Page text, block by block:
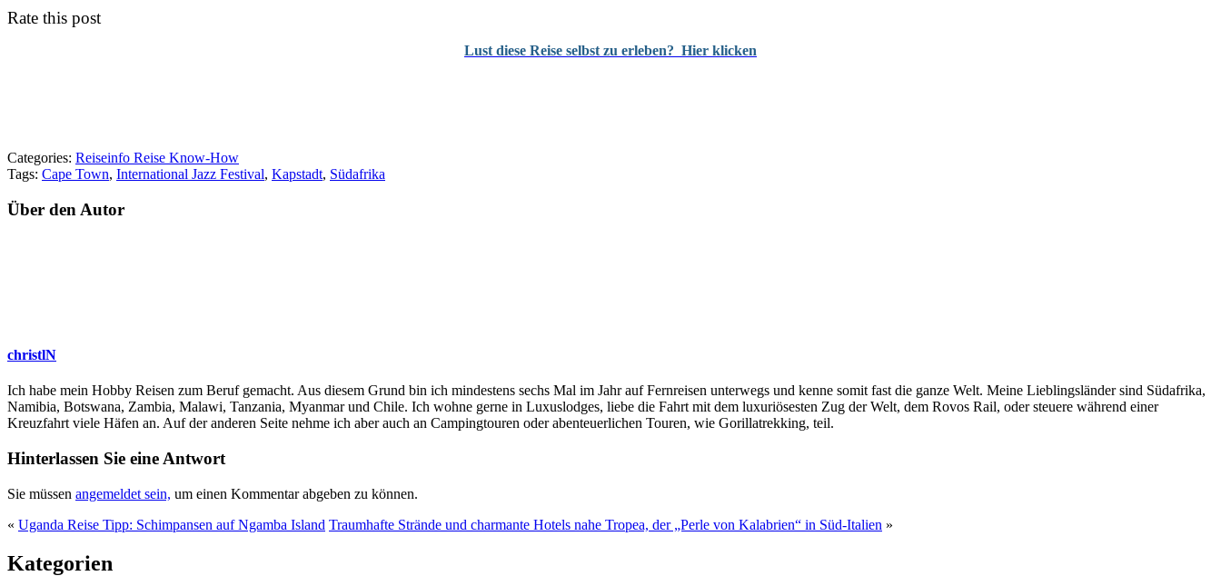
Rate this post
Lust diese Reise selbst zu erleben? Hier klicken
Categories: Reiseinfo Reise Know-How
Tags: Cape Town, International Jazz Festival, Kapstadt, Südafrika
Über den Autor
christlN
Ich habe mein Hobby Reisen zum Beruf gemacht. Aus diesem Grund bin ich mindestens sechs Mal im Jahr auf Fernreisen unterwegs und kenne somit fast die ganze Welt. Meine Lieblingsländer sind Südafrika,
Namibia, Botswana, Zambia, Malawi, Tanzania, Myanmar und Chile. Ich wohne gerne in Luxuslodges, liebe die Fahrt mit dem luxuriösesten Zug der Welt, dem Rovos Rail, oder steuere während einer
Kreuzfahrt viele Häfen an. Auf der anderen Seite nehme ich aber auch an Campingtouren oder abenteuerlichen Touren, wie Gorillatrekking, teil.
Hinterlassen Sie eine Antwort
Sie müssen angemeldet sein, um einen Kommentar abgeben zu können.
« Uganda Reise Tipp: Schimpansen auf Ngamba Island Traumhafte Strände und charmante Hotels nahe Tropea, der „Perle von Kalabrien“ in Süd-Italien »
Kategorien